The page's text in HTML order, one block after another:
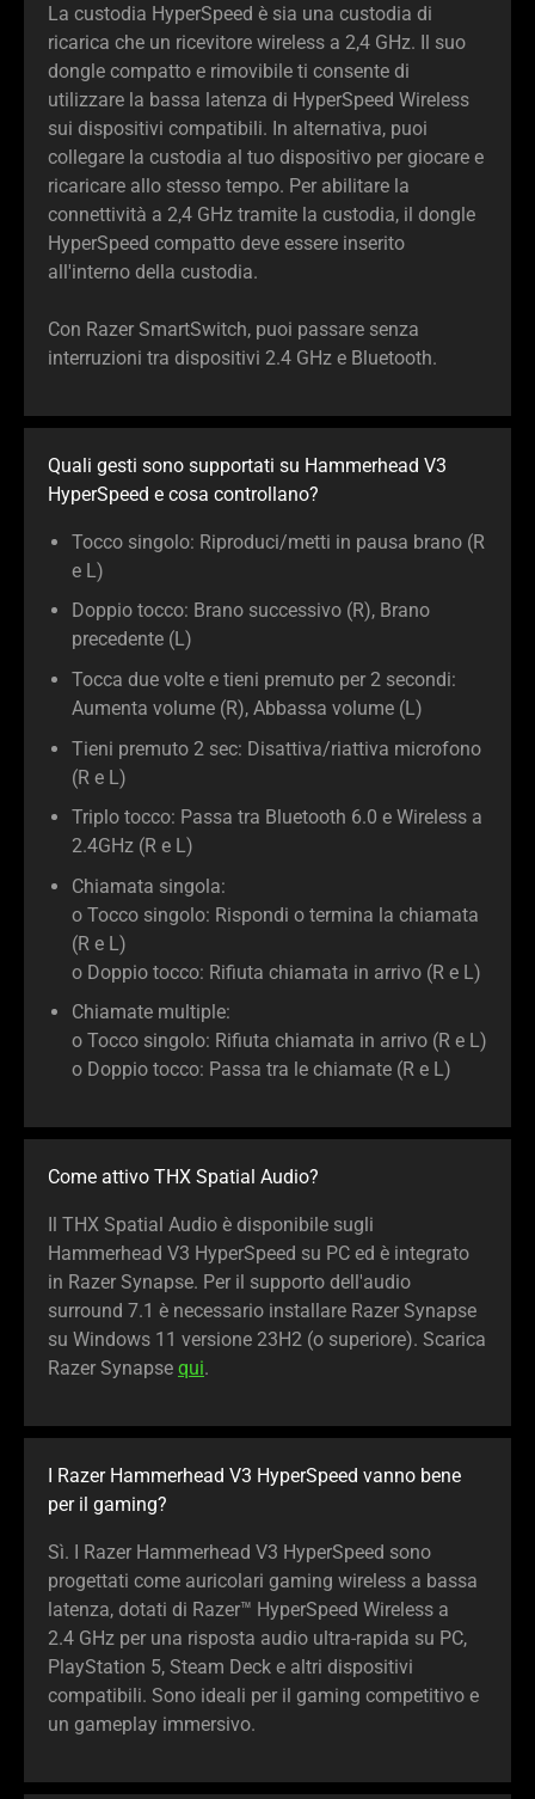
La custodia HyperSpeed è sia una custodia di
ricarica che un ricevitore wireless a 2,4 GHz. Il suo
dongle compatto e rimovibile ti consente di
utilizzare la bassa latenza di HyperSpeed Wireless
sui dispositivi compatibili. In alternativa, puoi
collegare la custodia al tuo dispositivo per giocare e
ricaricare allo stesso tempo. Per abilitare la
connettività a 2,4 GHz tramite la custodia, il dongle
HyperSpeed compatto deve essere inserito
all'interno della custodia.
Con Razer SmartSwitch, puoi passare senza
interruzioni tra dispositivi 2.4 GHz e Bluetooth.
Quali gesti sono supportati su Hammerhead V3
HyperSpeed e cosa controllano?
Tocco singolo: Riproduci/metti in pausa brano (R
e L)
Doppio tocco: Brano successivo (R), Brano
precedente (L)
Tocca due volte e tieni premuto per 2 secondi:
Aumenta volume (R), Abbassa volume (L)
Tieni premuto 2 sec: Disattiva/riattiva microfono
(R e L)
Triplo tocco: Passa tra Bluetooth 6.0 e Wireless a
2.4GHz (R e L)
Chiamata singola:
o Tocco singolo: Rispondi o termina la chiamata
(R e L)
o Doppio tocco: Rifiuta chiamata in arrivo (R e L)
Chiamate multiple:
o Tocco singolo: Rifiuta chiamata in arrivo (R e L)
o Doppio tocco: Passa tra le chiamate (R e L)
Come attivo THX Spatial Audio?
Il THX Spatial Audio è disponibile sugli
Hammerhead V3 HyperSpeed su PC ed è integrato
in Razer Synapse. Per il supporto dell'audio
surround 7.1 è necessario installare Razer Synapse
su Windows 11 versione 23H2 (o superiore). Scarica
Razer Synapse qui.
I Razer Hammerhead V3 HyperSpeed vanno bene
per il gaming?
Sì. I Razer Hammerhead V3 HyperSpeed sono
progettati come auricolari gaming wireless a bassa
latenza, dotati di Razer™ HyperSpeed Wireless a
2.4 GHz per una risposta audio ultra-rapida su PC,
PlayStation 5, Steam Deck e altri dispositivi
compatibili. Sono ideali per il gaming competitivo e
un gameplay immersivo.